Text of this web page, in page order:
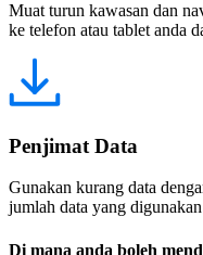
Muat turun kawasan dan
ke telefon atau tablet anda
Penjimat Data
Gunakan kurang data
jumlah data yang
Di mana anda boleh